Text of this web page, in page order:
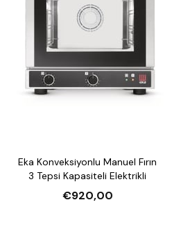
Eka Konveksiyonlu Manuel Fırın
3 Tepsi Kapasiteli Elektrikli
€920,00